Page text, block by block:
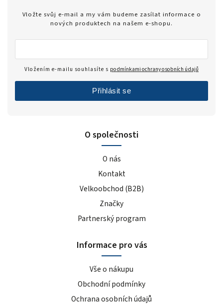
O společnosti
O nás
Kontakt
Velkoobchod (B2B)
Značky
Partnerský program
Informace pro vás
Vše o nákupu
Obchodní podmínky
Ochrana osobních údajů
Vložte svůj e-mail a my vám budeme zasílat informace o
nových produktech na našem e-shopu.
Vložením e-mailu souhlasíte s podmínkami ochrany osobních údajů
Přihlásit se